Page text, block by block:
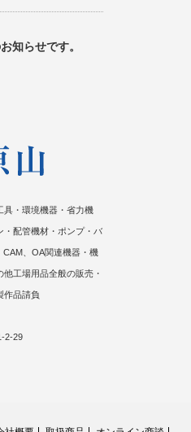
知らせです。
具・環境機器・省力機
・配管機材・ポンプ・バ
CAM、OA関連機器・機
工場用品全般の販売・
作品請負
2-29